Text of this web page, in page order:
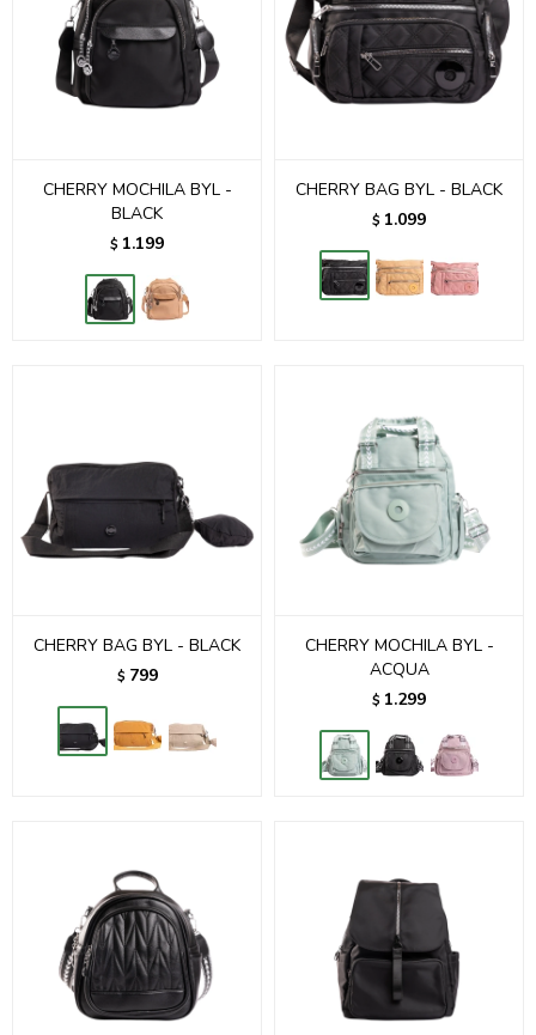
CHERRY MOCHILA BYL -
BLACK
$ 1.199
CHERRY BAG BYL - BLACK
$ 1.099
CHERRY BAG BYL - BLACK
$ 799
CHERRY MOCHILA BYL -
ACQUA
$ 1.299